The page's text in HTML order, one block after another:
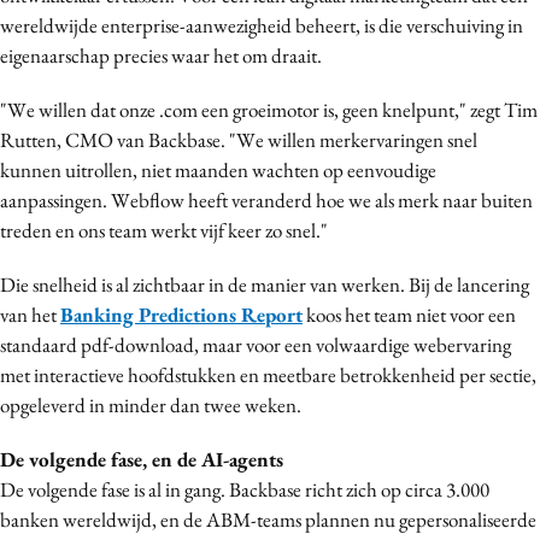
wereldwijde enterprise-aanwezigheid beheert, is die verschuiving in
eigenaarschap precies waar het om draait.
"We willen dat onze .com een groeimotor is, geen knelpunt," zegt Tim
Rutten, CMO van Backbase. "We willen merkervaringen snel
kunnen uitrollen, niet maanden wachten op eenvoudige
aanpassingen. Webflow heeft veranderd hoe we als merk naar buiten
treden en ons team werkt vijf keer zo snel."
Die snelheid is al zichtbaar in de manier van werken. Bij de lancering
van hetBanking Predictions Reportkoos het team niet voor een
standaard pdf-download, maar voor een volwaardige webervaring
met interactieve hoofdstukken en meetbare betrokkenheid per sectie,
opgeleverd in minder dan twee weken.
De volgende fase, en de AI-agents
De volgende fase is al in gang. Backbase richt zich op circa 3.000
banken wereldwijd, en de ABM-teams plannen nu gepersonaliseerde